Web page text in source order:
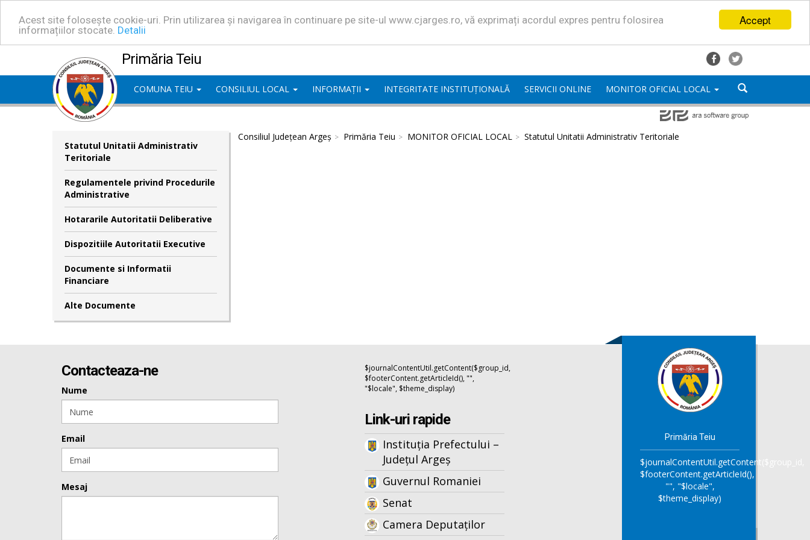
Accept
Acest site folosește cookie-uri. Prin utilizarea și navigarea în continuare pe site-ul www.cjarges.ro, vă exprimați acordul expres pentru folosirea
informațiilor stocate. Detalii
Primăria Teiu
COMUNA TEIU CONSILIUL LOCAL INFORMAȚII INTEGRITATE INSTITUȚIONALĂ SERVICII ONLINE MONITOR OFICIAL LOCAL
Statutul Unitatii Administrativ
Teritoriale
Regulamentele privind Procedurile
Administrative
Hotararile Autoritatii Deliberative
Dispozitiile Autoritatii Executive
Documente si Informatii
Financiare
Alte Documente
Consiliul Județean Argeș Primăria Teiu MONITOR OFICIAL LOCAL Statutul Unitatii Administrativ Teritoriale
Contacteaza-ne
Nume
Email
Mesaj
$journalContentUtil.getContent($group_id,
$footerContent.getArticleId(), "",
"$locale", $theme_display)
Link-uri rapide
Instituția Prefectului –
Județul Argeș
Guvernul Romaniei
Senat
Camera Deputaților
Primăria Teiu
$journalContentUtil.getContent($group_id,
$footerContent.getArticleId(),
"", "$locale",
$theme_display)